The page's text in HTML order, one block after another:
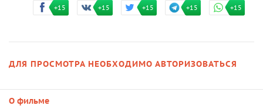
+15 +15 +15 +15 +15
ДЛЯ ПРОСМОТРА НЕОБХОДИМО АВТОРИЗОВАТЬСЯ
О фильме